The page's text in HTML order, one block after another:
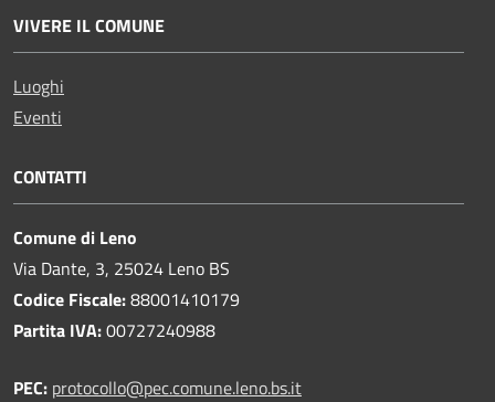
VIVERE IL COMUNE
Luoghi
Eventi
CONTATTI
Comune di Leno
Via Dante, 3, 25024 Leno BS
Codice Fiscale:88001410179
Partita IVA:00727240988
PEC: protocollo@pec.comune.leno.bs.it